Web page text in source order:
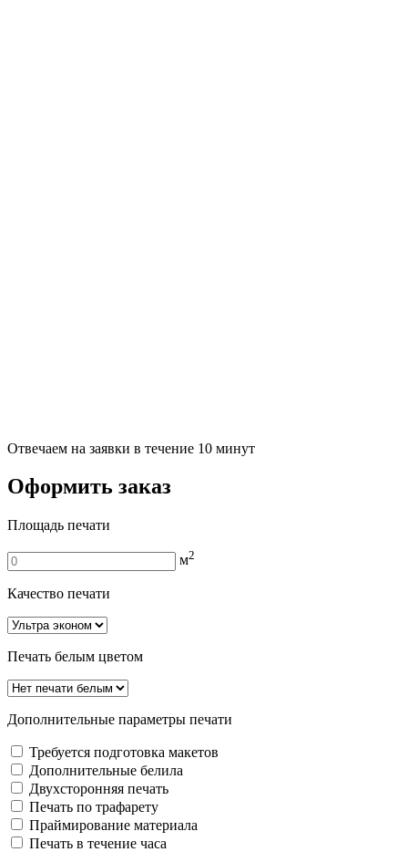
Отвечаем на заявки в течение 10 минут
Оформить заказ
Площадь печати
м2
Качество печати
Печать белым цветом
Дополнительные параметры печати
Требуется подготовка макетов
Дополнительные белила
Двуxсторонняя печать
Печать по трафарету
Праймирование материала
Печать в течение часа